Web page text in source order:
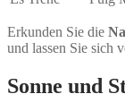
Erkunden Sie die
und lassen Sie sich
Sonne und